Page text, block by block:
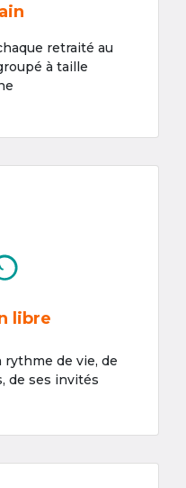
retraité au
à taille
libre
de vie, de
de ses invités